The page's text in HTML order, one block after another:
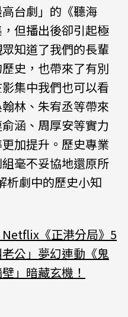
台劇」的《聽海
但播出後卻引起極
知道了我們的長輩
史，也帶來了有別
集中我們也可以看
林、朱宥丞等帶來
涵、周厚安等實力
加提升。歷史專業
毫不妥協地還原所
析劇中的歷史小知
《正港分局》5
公」夢幻連動《鬼
」暗藏玄機！